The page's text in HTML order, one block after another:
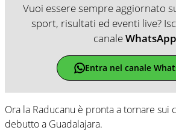
Vuoi essere sempre aggiornato
sport, risultati ed eventi live?
canaleWhatsApp
Entra nel canale
Ora la Raducanu è pronta a tornare sui
debutto a Guadalajara.